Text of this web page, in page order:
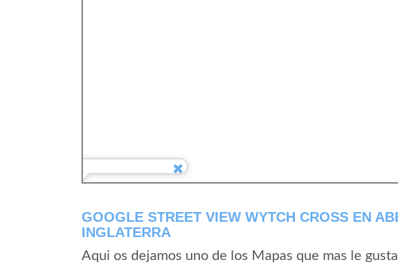
GOOGLE STREET VIEW WYTCH CROSS EN
INGLATERRA
Aqui os dejamos uno de los Mapas que mas le